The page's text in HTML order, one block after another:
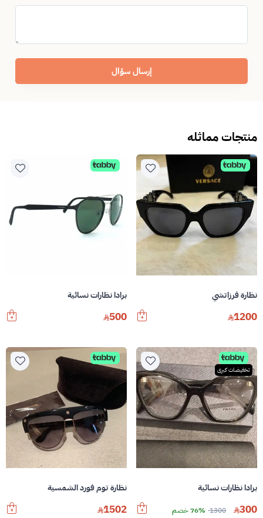
إرسال سؤال
منتجات مماثله
نظارة فرزاتشي
1200
برادا نظارات نسائية
500
تخفيضات كبرى
برادا نظارات نسائية
300
1300 76% خصم
نظارة توم فورد الشمسية
1502